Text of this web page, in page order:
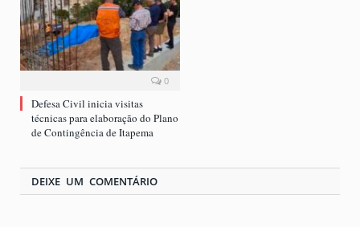
0
Defesa Civil inicia visitas
técnicas para elaboração do Plano
de Contingência de Itapema
DEIXE UM COMENTÁRIO